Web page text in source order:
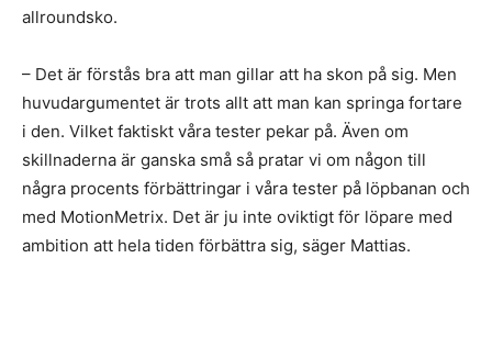
allroundsko.
– Det är förstås bra att man gillar att ha skon på sig. Men
huvudargumentet är trots allt att man kan springa fortare
i den. Vilket faktiskt våra tester pekar på. Även om
skillnaderna är ganska små så pratar vi om någon till
några procents förbättringar i våra tester på löpbanan och
med MotionMetrix. Det är ju inte oviktigt för löpare med
ambition att hela tiden förbättra sig, säger Mattias.